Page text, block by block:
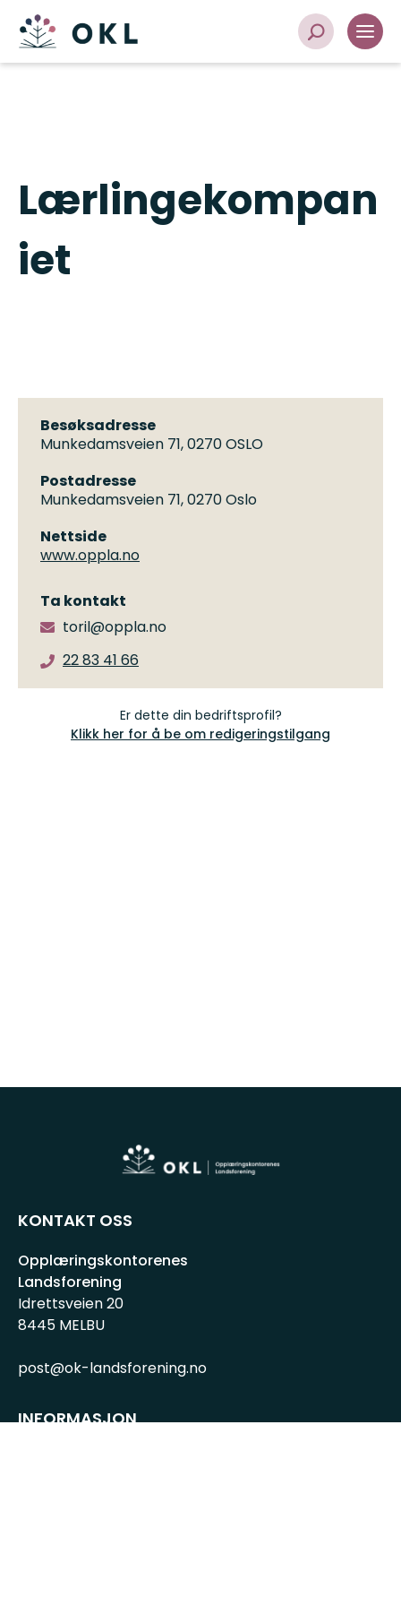
Lærlingekompan
iet
Besøksadresse
Munkedamsveien 71, 0270 OSLO
Postadresse
Munkedamsveien 71, 0270 Oslo
Nettside
www.oppla.no
Ta kontakt
toril@oppla.no
22 83 41 66
Er dette din bedriftsprofil?
Klikk her for å be om redigeringstilgang
KONTAKT OSS
Opplæringskontorenes
Landsforening
Idrettsveien 20
8445 MELBU
post@ok-landsforening.no
INFORMASJON